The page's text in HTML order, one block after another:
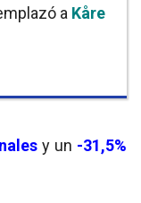
a Kåre
y un -31,5%